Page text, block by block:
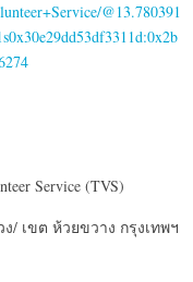
@13.780391
Service (TVS)
เขต ห้วยขวาง กรุงเทพฯ